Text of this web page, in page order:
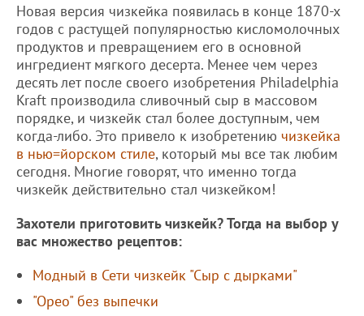
Новая версия чизкейка появилась в конце 1870-х
годов с растущей популярностью кисломолочных
продуктов и превращением его в основной
ингредиент мягкого десерта. Менее чем через
десять лет после своего изобретения Philadelphia
Kraft производила сливочный сыр в массовом
порядке, и чизкейк стал более доступным, чем
когда-либо. Это привело к изобретению чизкейка
в нью=йорском стиле, который мы все так любим
сегодня. Многие говорят, что именно тогда
чизкейк действительно стал чизкейком!
Захотели приготовить чизкейк? Тогда на выбор у
вас множество рецептов:
Модный в Сети чизкейк "Сыр с дырками"
"Орео" без выпечки